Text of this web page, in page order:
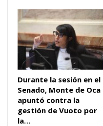
Durante la sesión en el
Senado, Monte de Oca
apuntó contra la
gestión de Vuoto por
la…